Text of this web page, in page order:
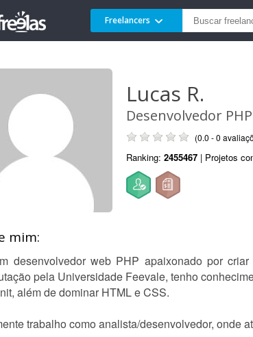
Freelancers
Lucas R.
Desenvolvedor
(0.0 - 0
Ranking: 2455467 | Projetos
mim:
desenvolvedor web PHP apaixonado por
pela Universidade Feevale, tenho
além de dominar HTML e CSS.
trabalho como analista/desenvolvedor, onde